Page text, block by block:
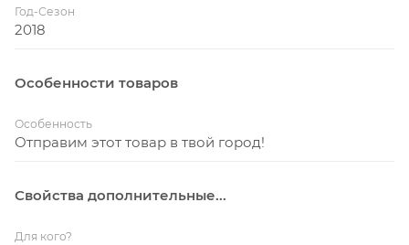
Год-Сезон
2018
Особенности товаров
Особенность
Отправим этот товар в твой город!
Свойства дополнительные...
Для кого?